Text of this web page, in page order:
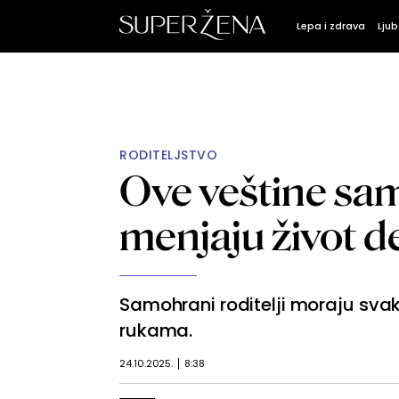
Lepa i zdrava
RODITELJSTVO
Ove veštine
menjaju život
Samohrani roditelji moraju
rukama.
24.10.2025. 8:38